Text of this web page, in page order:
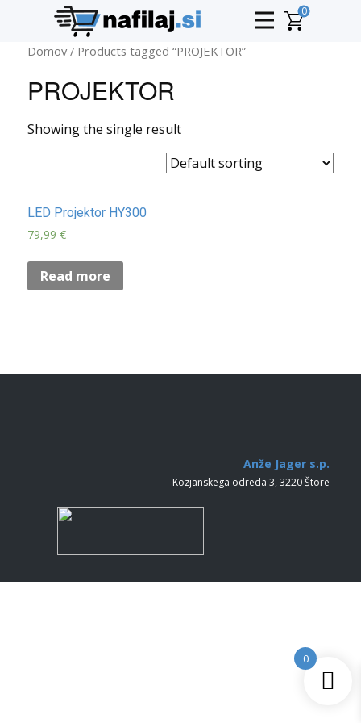
0
Domov / Products tagged “PROJEKTOR”
PROJEKTOR
Showing the single result
LED Projektor HY300
79,99€
Read more
Anže Jager s.p.
Kozjanskega odreda 3, 3220 Štore
0